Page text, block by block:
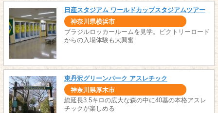
日産スタジアム ワールドカップスタジアムツアー
神奈川県横浜市
ブラジルロッカールームを見学。ビクトリーロード
からの入場体験も大興奮
東丹沢グリーンパーク アスレチック
神奈川県厚木市
総延長3.5キロの広大な森の中に40基の本格アスレ
チックが楽しめる